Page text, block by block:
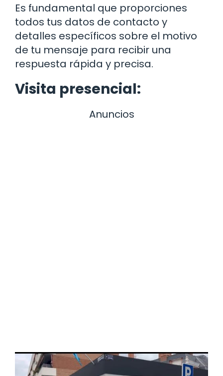
Es fundamental que proporciones
todos tus datos de contacto y
detalles específicos sobre el motivo
de tu mensaje para recibir una
respuesta rápida y precisa.
Visita presencial:
Anuncios